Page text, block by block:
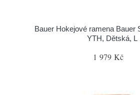
Bauer Hokejové ramena Bauer
YTH, Dětská, L
1 979 Kč